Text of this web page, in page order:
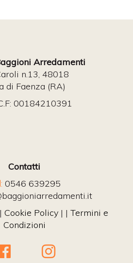
Arredamenti
n.13, 48018
di Faenza (RA)
00184210391
Contatti
: 0546 639295
Cookie Policy| | Termini e
Condizioni